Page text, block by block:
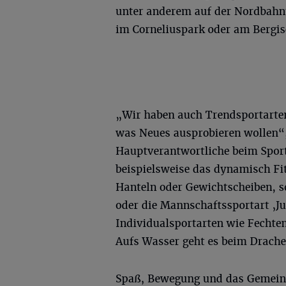
unter anderem auf der
im Corneliuspark oder am
„Wir haben auch
was Neues ausprobieren
Hauptverantwortliche beim
beispielsweise das dynamisch
Hanteln oder
oder die Mannschaftssportart
Individualsportarten wie
Aufs Wasser geht es beim
Spaß, Bewegung und das